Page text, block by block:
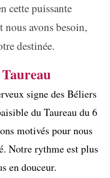
cette puissante
nous avons besoin,
destinée.
signe des Béliers
du Taureau du 6
motivés pour nous
Notre rythme est plus
en douceur.